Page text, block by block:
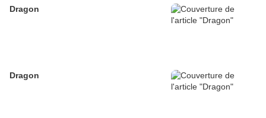
Dragon
Dragon